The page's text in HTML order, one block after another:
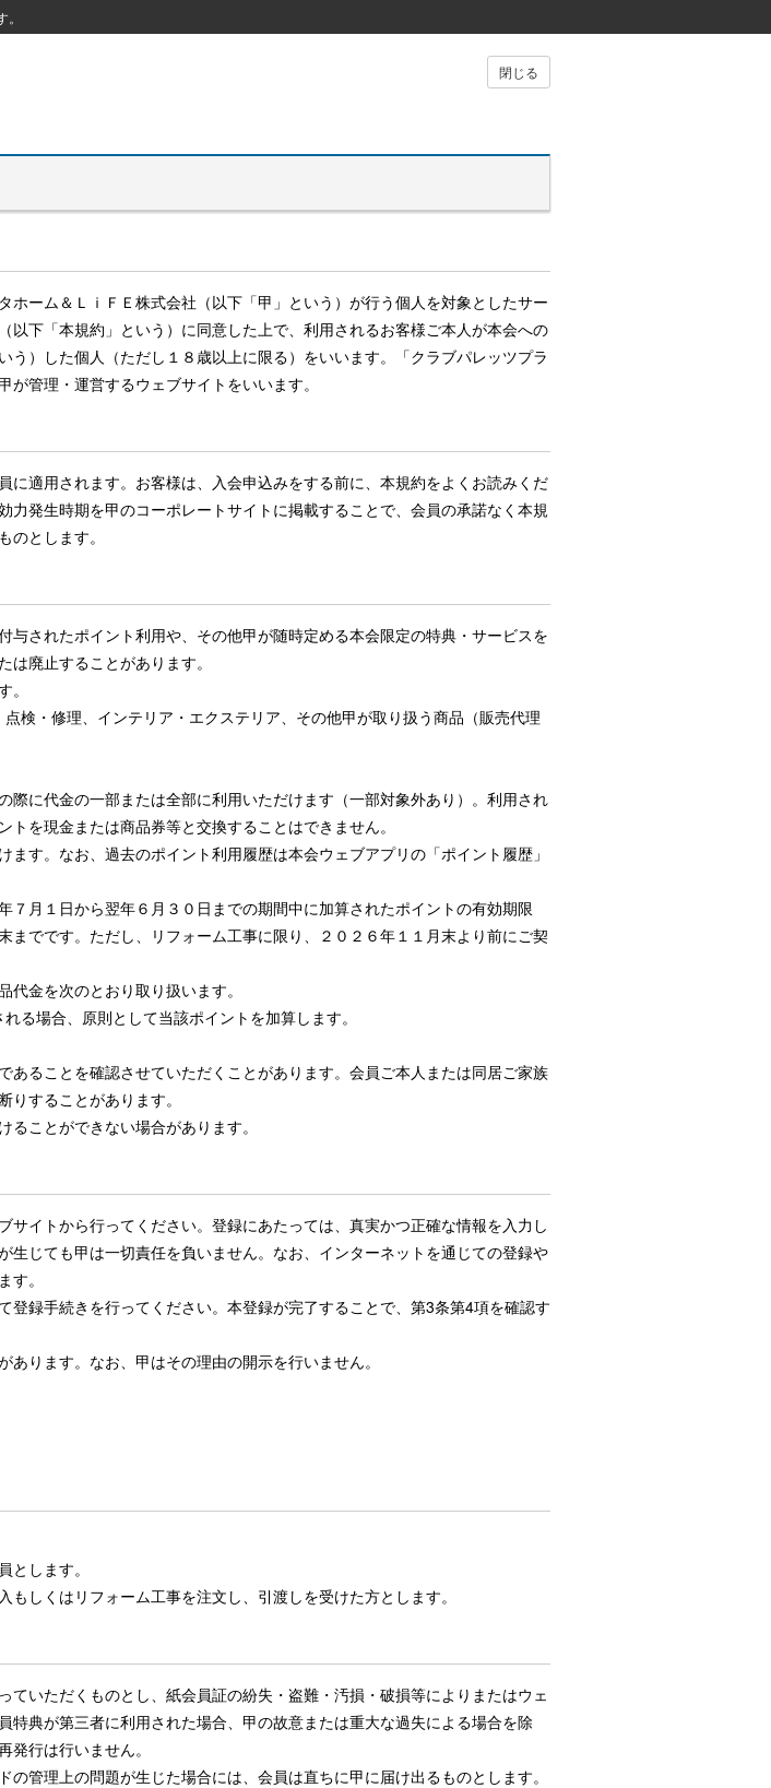
閉じる
ホーム＆ＬｉＦＥ株式会社（以下「甲」という）が行う個人を対象としたサー
下「本規約」という）に同意した上で、利用されるお客様ご本人が本会への
）した個人（ただし１８歳以上に限る）をいいます。「クラブパレッツプラ
管理・運営するウェブサイトをいいます。
適用されます。お客様は、入会申込みをする前に、本規約をよくお読みくだ
発生時期を甲のコーポレートサイトに掲載することで、会員の承諾なく本規
とします。
されたポイント利用や、その他甲が随時定める本会限定の特典・サービスを
廃止することがあります。
検・修理、インテリア・エクステリア、その他甲が取り扱う商品（販売代理
に代金の一部または全部に利用いただけます（一部対象外あり）。利用され
を現金または商品券等と交換することはできません。
す。なお、過去のポイント利用履歴は本会ウェブアプリの「ポイント履歴」
月１日から翌年６月３０日までの期間中に加算されたポイントの有効期限
でです。ただし、リフォーム工事に限り、２０２６年１１月末より前にご契
金を次のとおり取り扱います。
る場合、原則として当該ポイントを加算します。
ることを確認させていただくことがあります。会員ご本人または同居ご家族
することがあります。
ことができない場合があります。
イトから行ってください。登録にあたっては、真実かつ正確な情報を入力し
じても甲は一切責任を負いません。なお、インターネットを通じての登録や
。
録手続きを行ってください。本登録が完了することで、第3条第4項を確認す
ります。なお、甲はその理由の開示を行いません。
します。
しくはリフォーム工事を注文し、引渡しを受けた方とします。
いただくものとし、紙会員証の紛失・盗難・汚損・破損等によりまたはウェ
典が第三者に利用された場合、甲の故意または重大な過失による場合を除
行は行いません。
管理上の問題が生じた場合には、会員は直ちに甲に届け出るものとします。